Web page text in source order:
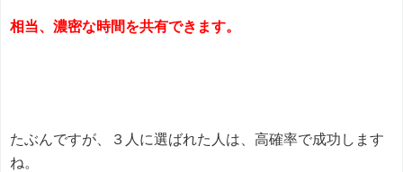
相当、濃密な時間を共有できます。
たぶんですが、３人に選ばれた人は、高確率で成功します
ね。